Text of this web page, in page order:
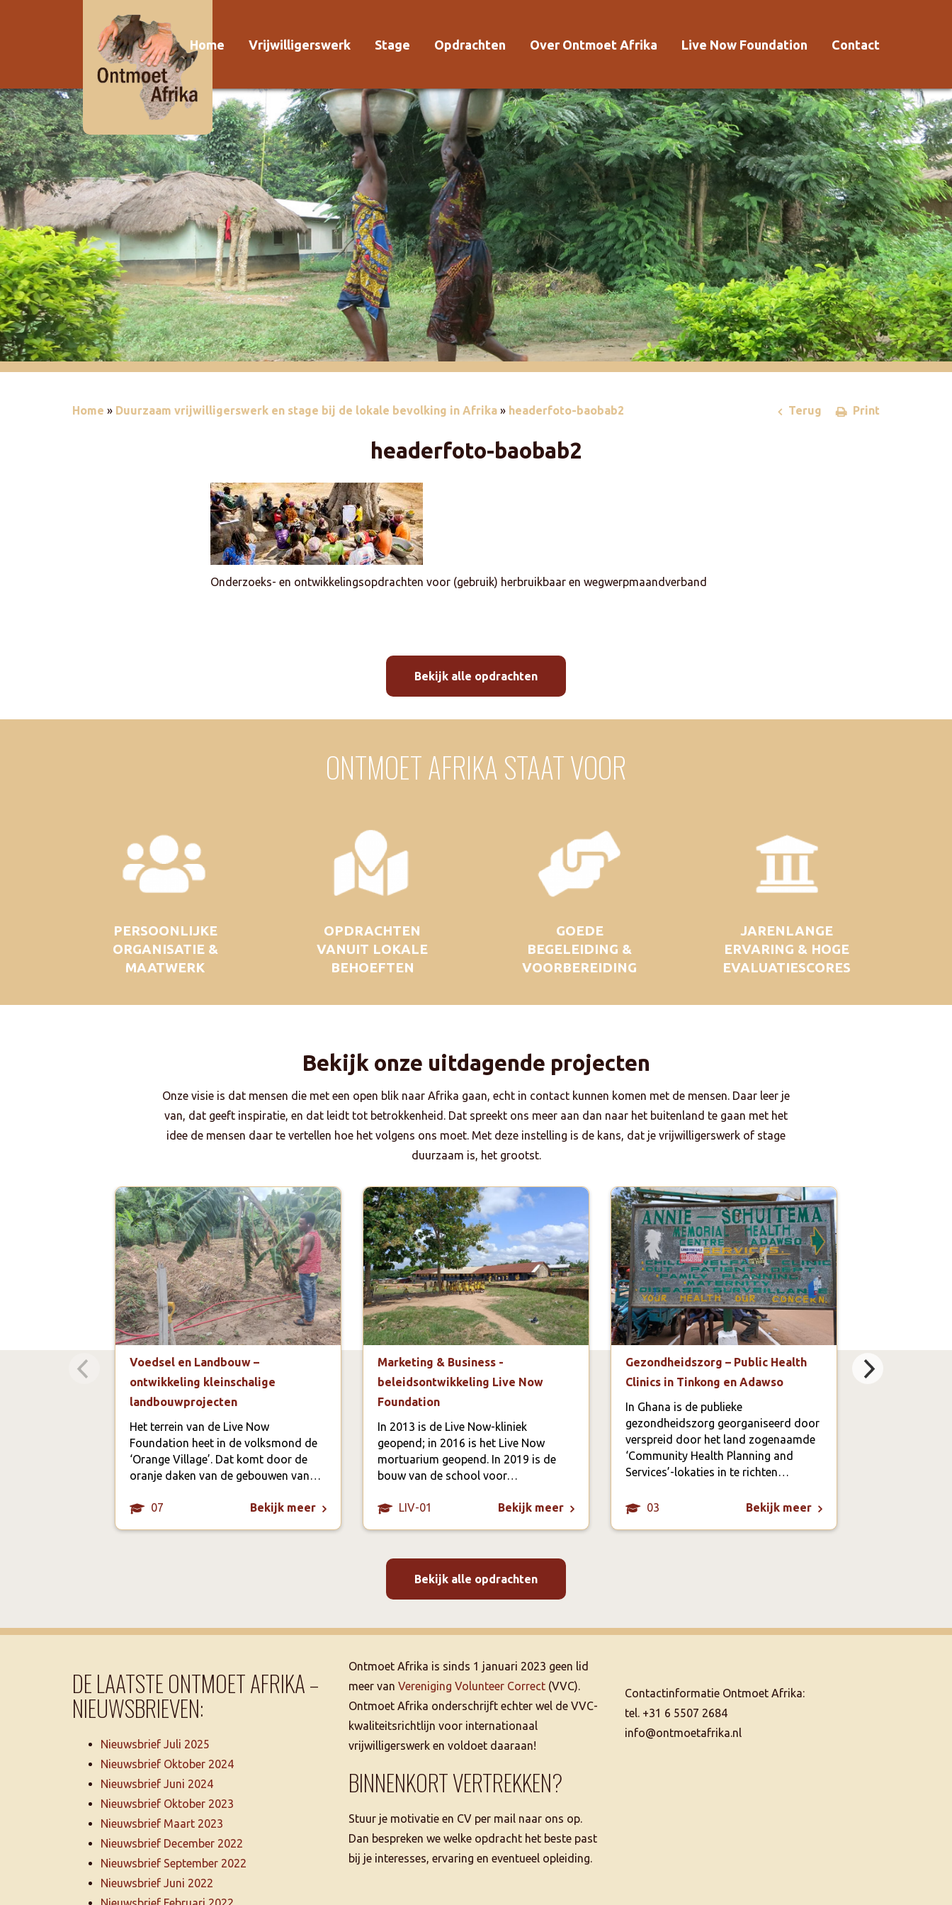
Home Vrijwilligerswerk Stage Opdrachten
Kosten
Over Ontmoet Afrika
Kwaliteitsrichtlijn
Live Now Foundation Contact
Voorwaarden
Home » Duurzaam vrijwilligerswerk en stage bij de lokale bevolking in Afrika » headerfoto-baobab2 Print
Terug
headerfoto-baobab2
Onderzoeks- en ontwikkelingsopdrachten voor (gebruik) herbruikbaar en wegwerpmaandverband
Bekijk alle opdrachten
ONTMOET AFRIKA STAAT VOOR
PERSOONLIJKE
ORGANISATIE &
MAATWERK
OPDRACHTEN
VANUIT LOKALE
BEHOEFTEN
GOEDE
BEGELEIDING &
VOORBEREIDING
JARENLANGE
ERVARING & HOGE
EVALUATIESCORES
Bekijk onze uitdagende projecten
Onze visie is dat mensen die met een open blik naar Afrika gaan, echt in contact kunnen komen met de mensen. Daar leer je
van, dat geeft inspiratie, en dat leidt tot betrokkenheid. Dat spreekt ons meer aan dan naar het buitenland te gaan met het
idee de mensen daar te vertellen hoe het volgens ons moet. Met deze instelling is de kans, dat je vrijwilligerswerk of stage
duurzaam is, het grootst.
Voedsel en Landbouw –
ontwikkeling kleinschalige
landbouwprojecten
Het terrein van de Live Now
Foundation heet in de volksmond de
‘Orange Village’. Dat komt door de
oranje daken van de gebouwen van…
07 Bekijk meer
Marketing & Business -
beleidsontwikkeling Live Now
Foundation
In 2013 is de Live Now-kliniek
geopend; in 2016 is het Live Now
mortuarium geopend. In 2019 is de
bouw van de school voor…
LIV-01 Bekijk meer
Gezondheidszorg – Public Health
Clinics in Tinkong en Adawso
In Ghana is de publieke
gezondheidszorg georganiseerd door
verspreid door het land zogenaamde
‘Community Health Planning and
Services’-lokaties in te richten…
03 Bekijk meer
Bekijk alle opdrachten
DE LAATSTE ONTMOET AFRIKA –
NIEUWSBRIEVEN:
Nieuwsbrief Juli 2025
Nieuwsbrief Oktober 2024
Nieuwsbrief Juni 2024
Nieuwsbrief Oktober 2023
Nieuwsbrief Maart 2023
Nieuwsbrief December 2022
Nieuwsbrief September 2022
Nieuwsbrief Juni 2022
Ontmoet Afrika is sinds 1 januari 2023 geen lid
meer van Vereniging Volunteer Correct (VVC).
Ontmoet Afrika onderschrijft echter wel de VVC-
kwaliteitsrichtlijn voor internationaal
vrijwilligerswerk en voldoet daaraan!
BINNENKORT VERTREKKEN?
Stuur je motivatie en CV per mail naar ons op.
Dan bespreken we welke opdracht het beste past
bij je interesses, ervaring en eventueel opleiding.
Contactinformatie Ontmoet Afrika:
tel. +31 6 5507 2684
info@ontmoetafrika.nl